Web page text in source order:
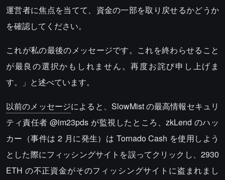
運営者に焦点を当てて、資金の一部を取り戻せるかどうか
を確認してください。
これが私の最後のメッセージです。これを終わらせること
が最良の選択かもしれません。再度お詫び申し上げま
す。」と述べています。
以前のメッセージによると、SlowMist の最高情報セキュリ
ティ責任者 @im23pds が監視したところ、zkLend のハッ
カー（事件は 2 月に発生）は Tornado Cash を使用しよう
とした際にフィッシングサイトを誤ってクリックし、2930
ETH の不正資金がそのフィッシングサイトに盗まれまし